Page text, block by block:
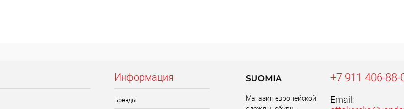
Информация
Бренды
Магазин европейской
+7 911 406-88-
Email: